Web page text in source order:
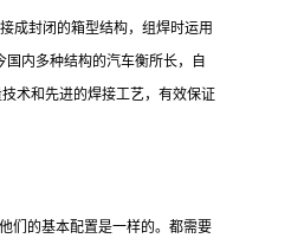
成封闭的箱型结构，组焊时运用
内多种结构的汽车衡所长，自
术和先进的焊接工艺，有效保证
们的基本配置是一样的。都需要